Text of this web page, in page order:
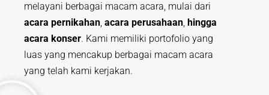
melayani berbagai macam acara, mulai dari
acara pernikahan, acara perusahaan, hingga
acara konser. Kami memiliki portofolio yang
luas yang mencakup berbagai macam acara
yang telah kami kerjakan.